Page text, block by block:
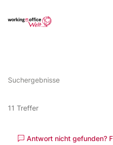
Go to landing page.
Suchergebnisse
11 Treffer
Antwort nicht gefunden?